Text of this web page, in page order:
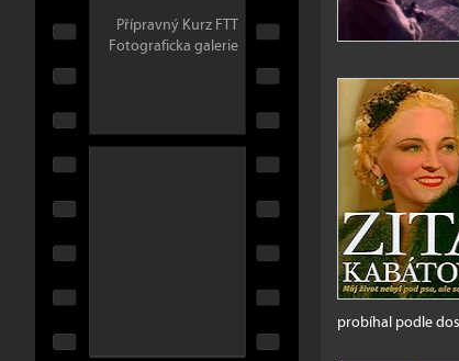
Přípravný Kurz FTT
Fotograficka galerie
probíhal podle